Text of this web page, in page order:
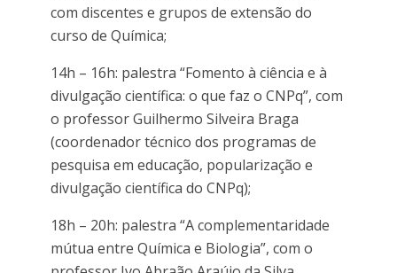
com discentes e grupos de extensão do
curso de Química;
14h – 16h: palestra “Fomento à ciência e à
divulgação científica: o que faz o CNPq”, com
o professor Guilhermo Silveira Braga
(coordenador técnico dos programas de
pesquisa em educação, popularização e
divulgação científica do CNPq);
18h – 20h: palestra “A complementaridade
mútua entre Química e Biologia”, com o